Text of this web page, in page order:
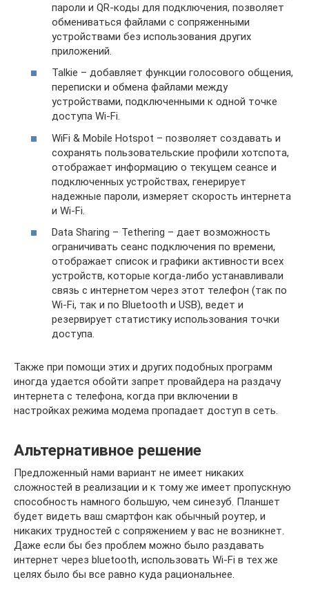
пароли и QR-коды для подключения, позволяет
обмениваться файлами с сопряженными
устройствами без использования других
приложений.
Talkie – добавляет функции голосового общения,
переписки и обмена файлами между
устройствами, подключенными к одной точке
доступа Wi-Fi.
WiFi & Mobile Hotspot – позволяет создавать и
сохранять пользовательские профили хотспота,
отображает информацию о текущем сеансе и
подключенных устройствах, генерирует
надежные пароли, измеряет скорость интернета
и Wi-Fi.
Data Sharing – Tethering – дает возможность
ограничивать сеанс подключения по времени,
отображает список и графики активности всех
устройств, которые когда-либо устанавливали
связь с интернетом через этот телефон (так по
Wi-Fi, так и по Bluetooth и USB), ведет и
резервирует статистику использования точки
доступа.
Также при помощи этих и других подобных программ
иногда удается обойти запрет провайдера на раздачу
интернета с телефона, когда при включении в
настройках режима модема пропадает доступ в сеть.
Альтернативное решение
Предложенный нами вариант не имеет никаких
сложностей в реализации и к тому же имеет пропускную
способность намного большую, чем синезуб. Планшет
будет видеть ваш смартфон как обычный роутер, и
никаких трудностей с сопряжением у вас не возникнет.
Даже если бы без проблем можно было раздавать
интернет через bluetooth, использовать Wi-Fi в тех же
целях было бы все равно куда рациональнее.